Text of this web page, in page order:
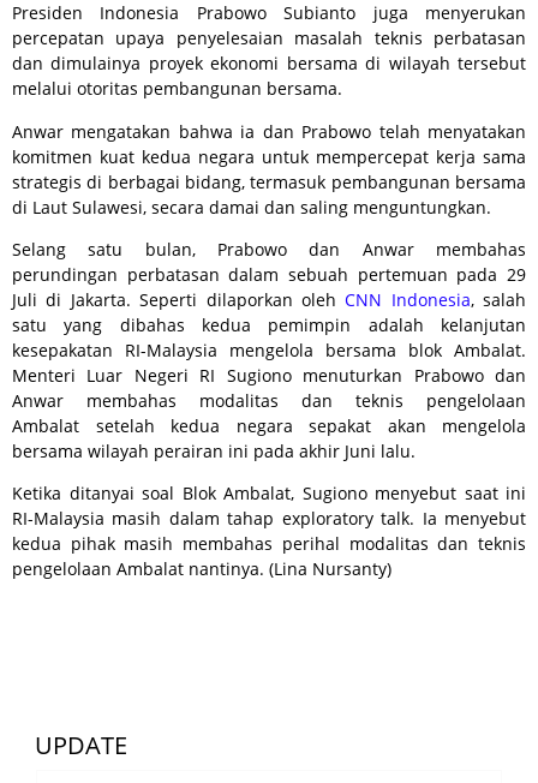
Presiden Indonesia Prabowo Subianto juga menyerukan
percepatan upaya penyelesaian masalah teknis perbatasan
dan dimulainya proyek ekonomi bersama di wilayah tersebut
melalui otoritas pembangunan bersama.
Anwar mengatakan bahwa ia dan Prabowo telah menyatakan
komitmen kuat kedua negara untuk mempercepat kerja sama
strategis di berbagai bidang, termasuk pembangunan bersama
di Laut Sulawesi, secara damai dan saling menguntungkan.
Selang satu bulan, Prabowo dan Anwar membahas
perundingan perbatasan dalam sebuah pertemuan pada 29
Juli di Jakarta. Seperti dilaporkan olehCNN Indonesia, salah
satu yang dibahas kedua pemimpin adalah kelanjutan
kesepakatan RI-Malaysia mengelola bersama blok Ambalat.
Menteri Luar Negeri RI Sugiono menuturkan Prabowo dan
Anwar membahas modalitas dan teknis pengelolaan
Ambalat setelah kedua negara sepakat akan mengelola
bersama wilayah perairan ini pada akhir Juni lalu.
Ketika ditanyai soal Blok Ambalat, Sugiono menyebut saat ini
RI-Malaysia masih dalam tahap exploratory talk. Ia menyebut
kedua pihak masih membahas perihal modalitas dan teknis
pengelolaan Ambalat nantinya. (Lina Nursanty)
UPDATE